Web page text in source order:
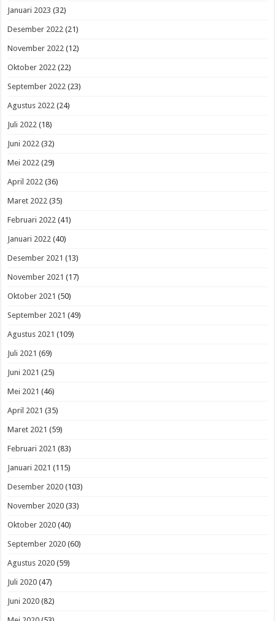
Januari 2023 (32)
Desember 2022 (21)
November 2022 (12)
Oktober 2022 (22)
September 2022 (23)
Agustus 2022 (24)
Juli 2022 (18)
Juni 2022 (32)
Mei 2022 (29)
April 2022 (36)
Maret 2022 (35)
Februari 2022 (41)
Januari 2022 (40)
Desember 2021 (13)
November 2021 (17)
Oktober 2021 (50)
September 2021 (49)
Agustus 2021 (109)
Juli 2021 (69)
Juni 2021 (25)
Mei 2021 (46)
April 2021 (35)
Maret 2021 (59)
Februari 2021 (83)
Januari 2021 (115)
Desember 2020 (103)
November 2020 (33)
Oktober 2020 (40)
September 2020 (60)
Agustus 2020 (59)
Juli 2020 (47)
Juni 2020 (82)